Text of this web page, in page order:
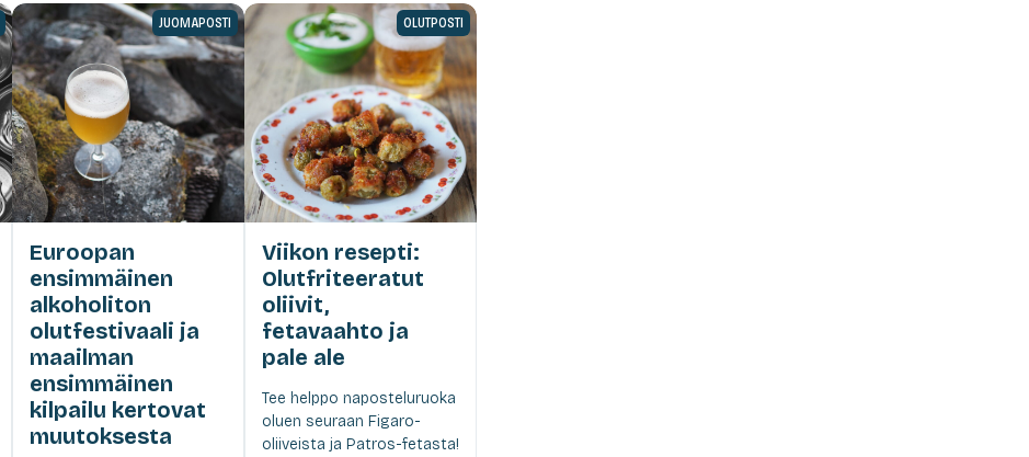
JUOMAPOSTI
Euroopan
ensimmäinen
alkoholiton
olutfestivaali ja
maailman
ensimmäinen
kilpailu kertovat
muutoksesta
OLUTPOSTI
Viikon resepti:
Olutfriteeratut
oliivit,
fetavaahto ja
pale ale
Tee helppo naposteluruoka
oluen seuraan Figaro-
oliiveista ja Patros-fetasta!